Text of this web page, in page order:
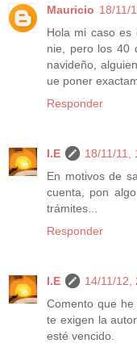
Mauricio 18/11/
Hola mi caso es
nie, pero los 40
navideño,
ue poner
Responder
I.E
18/11/11,
En motivos de
cuenta, pon
trámites...
Responder
I.E
14/11/12,
Comento que
te exigen la
esté vencido.